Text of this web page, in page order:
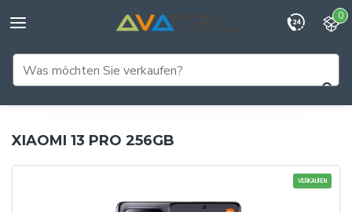
0
XIAOMI 13 PRO 256GB
VERKAUFEN